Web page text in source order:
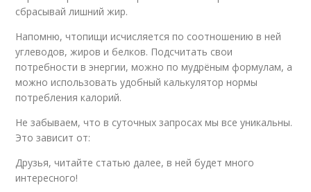
сбрасывай лишний жир.
Напомню, чтопищи исчисляется по соотношению в ней
углеводов, жиров и белков. Подсчитать свои
потребности в энергии, можно по мудрёным формулам, а
можно использовать удобный калькулятор нормы
потребления калорий.
Не забываем, что в суточных запросах мы все уникальны.
Это зависит от:
Друзья, читайте статью далее, в ней будет много
интересного!